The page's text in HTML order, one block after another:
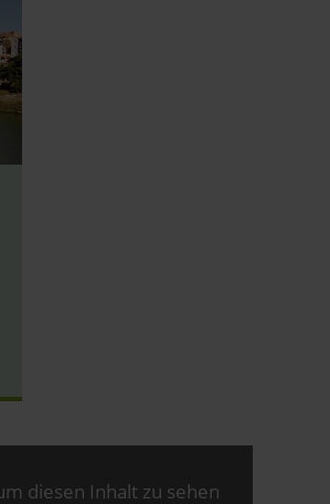
diesen Inhalt zu sehen